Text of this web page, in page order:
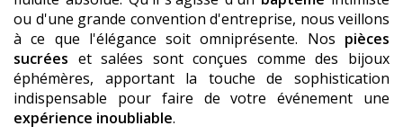
ou d'une grande convention d'entreprise, nous veillons
à ce que l'élégance soit omniprésente. Nos pièces
sucrées et salées sont conçues comme des bijoux
éphémères, apportant la touche de sophistication
indispensable pour faire de votre événement une
expérience inoubliable.